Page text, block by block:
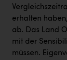
SCHMACHTL
Schwingshandl
erhalten
ab. Das Land
mit der
müssen.